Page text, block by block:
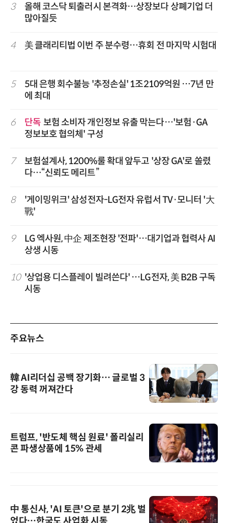
3
올해 코스닥 퇴출러시 본격화…상장보다 상폐기업 더
많아질듯
4 美 클래리티법 이번 주 분수령…휴회 전 마지막 시험대
5
5대 은행 회수불능 '추정손실' 1조2109억원 …7년 만
에 최대
6 단독 보험 소비자 개인정보 유출 막는다…'보험·GA
정보보호 협의체' 구성
7
보험설계사, 1200%룰 확대 앞두고 '상장 GA'로 쏠렸
다…“신뢰도 메리트”
8
'게이밍위크' 삼성전자-LG전자 유럽서 TV·모니터 '大
戰'
9
LG 엑사원, 中企 제조현장 '전파'…대기업과 협력사 AI
상생 시동
10 '상업용 디스플레이 빌려쓴다' …LG전자, 美 B2B 구독
시동
주요뉴스
韓 AI리더십 공백 장기화… 글로벌 3
강 동력 꺼져간다
트럼프, '반도체 핵심 원료' 폴리실리
콘 파생상품에 15% 관세
中 통신사, 'AI 토큰'으로 분기 2兆 벌